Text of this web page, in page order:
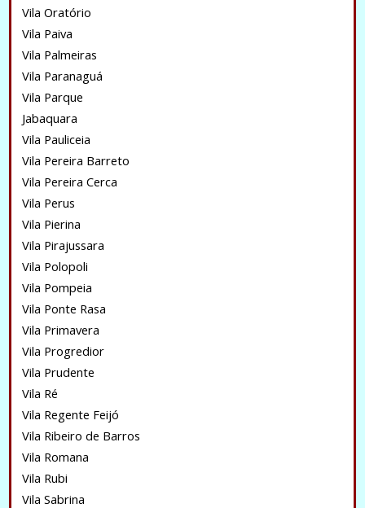
Vila Oratório
Vila Paiva
Vila Palmeiras
Vila Paranaguá
Vila Parque
Jabaquara
Vila Pauliceia
Vila Pereira Barreto
Vila Pereira Cerca
Vila Perus
Vila Pierina
Vila Pirajussara
Vila Polopoli
Vila Pompeia
Vila Ponte Rasa
Vila Primavera
Vila Progredior
Vila Prudente
Vila Ré
Vila Regente Feijó
Vila Ribeiro de Barros
Vila Romana
Vila Rubi
Vila Sabrina